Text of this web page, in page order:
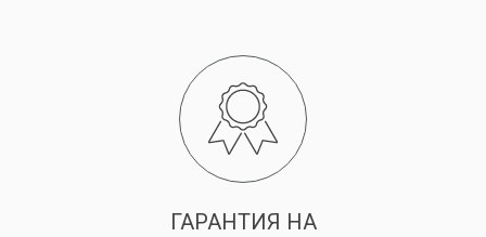
ГАРАНТИЯ НА